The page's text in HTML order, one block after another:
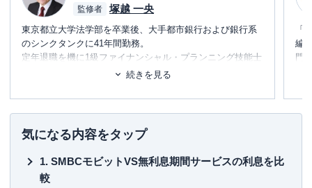
監修者
塚越 一央
東京都立大学法学部を卒業後、大手都市銀行および銀行系
のシンクタンクに41年間勤務。
定年退職を機に1級ファイナンシャル・プランニング技能士
および社会保険労務士のダブルライセンスで「塚越FP社労
日本FP協会東京支部主催の「神保町FPフォーラム」に参加
し、相続のセミナー講師および相談員を務める。
また、外部メディアへの記事執筆や監修、コンサルティン
グ業務を手掛ける。
経営理念「お客様に喜んでいただき、信頼される仕事を目
指します」
続きを見る
「
編
門
め
気になる内容をタップ
SMBCモビットVS無利息期間サービスの利息を比
較